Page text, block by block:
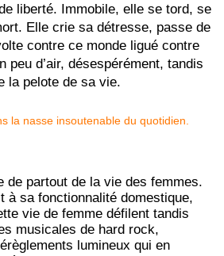
liberté. Immobile, elle se tord, se
Elle crie sa détresse, passe de
contre ce monde ligué contre
peu d’air, désespérément, tandis
la pelote de sa vie.
de partout de la vie des femmes.
à sa fonctionnalité domestique,
vie de femme défilent tandis
musicales de hard rock,
lumineux qui en